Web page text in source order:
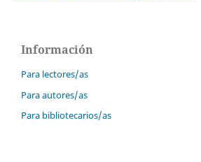
Información
Para lectores/as
Para autores/as
Para bibliotecarios/as